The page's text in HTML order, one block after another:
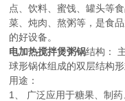
点、饮料、蜜饯、罐头等
菜、炖肉、熬粥等，是食
的好设备。
电加热搅拌煲粥锅结构：
球形锅体组成的双层结构
用途：
1、 广泛应用于糖果、制